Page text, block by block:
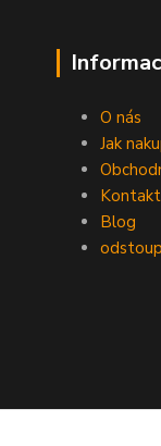
O nás
Jak
Blog